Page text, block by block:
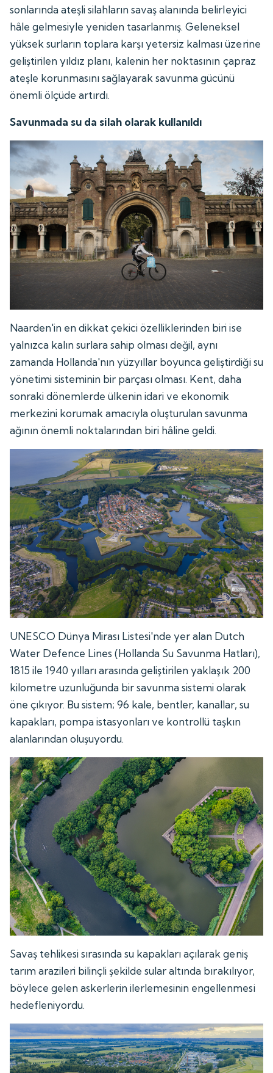
sonlarında ateşli silahların savaş alanında belirleyici
hâle gelmesiyle yeniden tasarlanmış. Geleneksel
yüksek surların toplara karşı yetersiz kalması üzerine
geliştirilen yıldız planı, kalenin her noktasının çapraz
ateşle korunmasını sağlayarak savunma gücünü
önemli ölçüde artırdı.
Savunmada su da silah olarak kullanıldı
Naarden'in en dikkat çekici özelliklerinden biri ise
yalnızca kalın surlara sahip olması değil, aynı
zamanda Hollanda'nın yüzyıllar boyunca geliştirdiği su
yönetimi sisteminin bir parçası olması. Kent, daha
sonraki dönemlerde ülkenin idari ve ekonomik
merkezini korumak amacıyla oluşturulan savunma
ağının önemli noktalarından biri hâline geldi.
UNESCO Dünya Mirası Listesi'nde yer alan Dutch
Water Defence Lines (Hollanda Su Savunma Hatları),
1815 ile 1940 yılları arasında geliştirilen yaklaşık 200
kilometre uzunluğunda bir savunma sistemi olarak
öne çıkıyor. Bu sistem; 96 kale, bentler, kanallar, su
kapakları, pompa istasyonları ve kontrollü taşkın
alanlarından oluşuyordu.
Savaş tehlikesi sırasında su kapakları açılarak geniş
tarım arazileri bilinçli şekilde sular altında bırakılıyor,
böylece gelen askerlerin ilerlemesinin engellenmesi
hedefleniyordu.